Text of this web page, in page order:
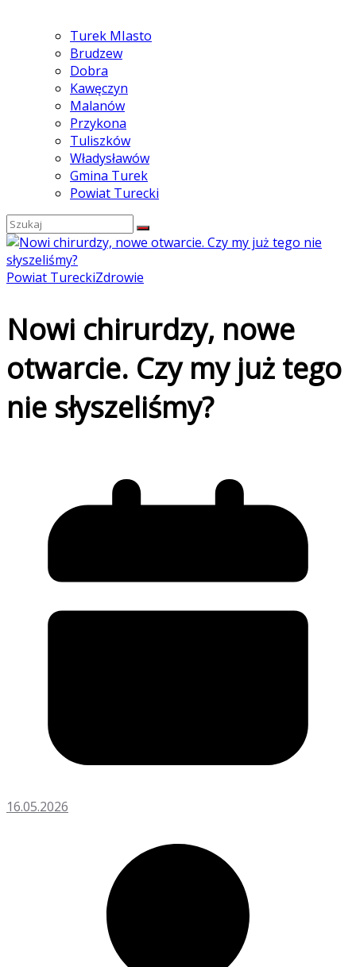
Turek MIasto
Brudzew
Dobra
Kawęczyn
Malanów
Przykona
Tuliszków
Władysławów
Gmina Turek
Powiat Turecki
Powiat TureckiZdrowie
Nowi chirurdzy, nowe
otwarcie. Czy my już tego
nie słyszeliśmy?
16.05.2026